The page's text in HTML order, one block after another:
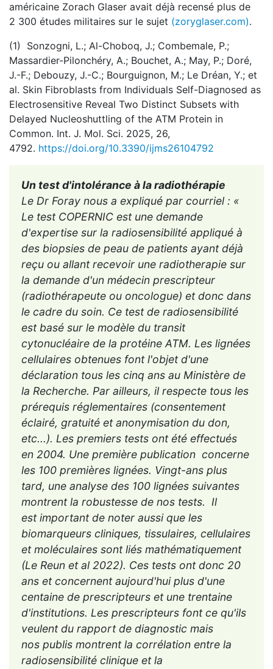
américaine Zorach Glaser avait déjà recensé plus de
2 300 études militaires sur le sujet (zoryglaser.com).
(1) Sonzogni, L.; Al-Choboq, J.; Combemale, P.;
Massardier-Pilonchéry, A.; Bouchet, A.; May, P.; Doré,
J.-F.; Debouzy, J.-C.; Bourguignon, M.; Le Dréan, Y.; et
al. Skin Fibroblasts from Individuals Self-Diagnosed as
Electrosensitive Reveal Two Distinct Subsets with
Delayed Nucleoshuttling of the ATM Protein in
Common. Int. J. Mol. Sci. 2025, 26,
4792. https://doi.org/10.3390/ijms26104792
Un test d'intolérance à la radiothérapie
Le Dr Foray nous a expliqué par courriel : «
Le test COPERNIC est une demande
d'expertise sur la radiosensibilité appliqué à
des biopsies de peau de patients ayant déjà
reçu ou allant recevoir une radiotherapie sur
la demande d'un médecin prescripteur
(radiothérapeute ou oncologue) et donc dans
le cadre du soin. Ce test de radiosensibilité
est basé sur le modèle du transit
cytonucléaire de la protéine ATM. Les lignées
cellulaires obtenues font l'objet d'une
déclaration tous les cinq ans au Ministère de
la Recherche. Par ailleurs, il respecte tous les
prérequis réglementaires (consentement
éclairé, gratuité et anonymisation du don,
etc...). Les premiers tests ont été effectués
en 2004. Une première publication concerne
les 100 premières lignées. Vingt-ans plus
tard, une analyse des 100 lignées suivantes
montrent la robustesse de nos tests. Il
est important de noter aussi que les
biomarqueurs cliniques, tissulaires, cellulaires
et moléculaires sont liés mathématiquement
(Le Reun et al 2022). Ces tests ont donc 20
ans et concernent aujourd'hui plus d'une
centaine de prescripteurs et une trentaine
d'institutions. Les prescripteurs font ce qu'ils
veulent du rapport de diagnostic mais
nos publis montrent la corrélation entre la
radiosensibilité clinique et la